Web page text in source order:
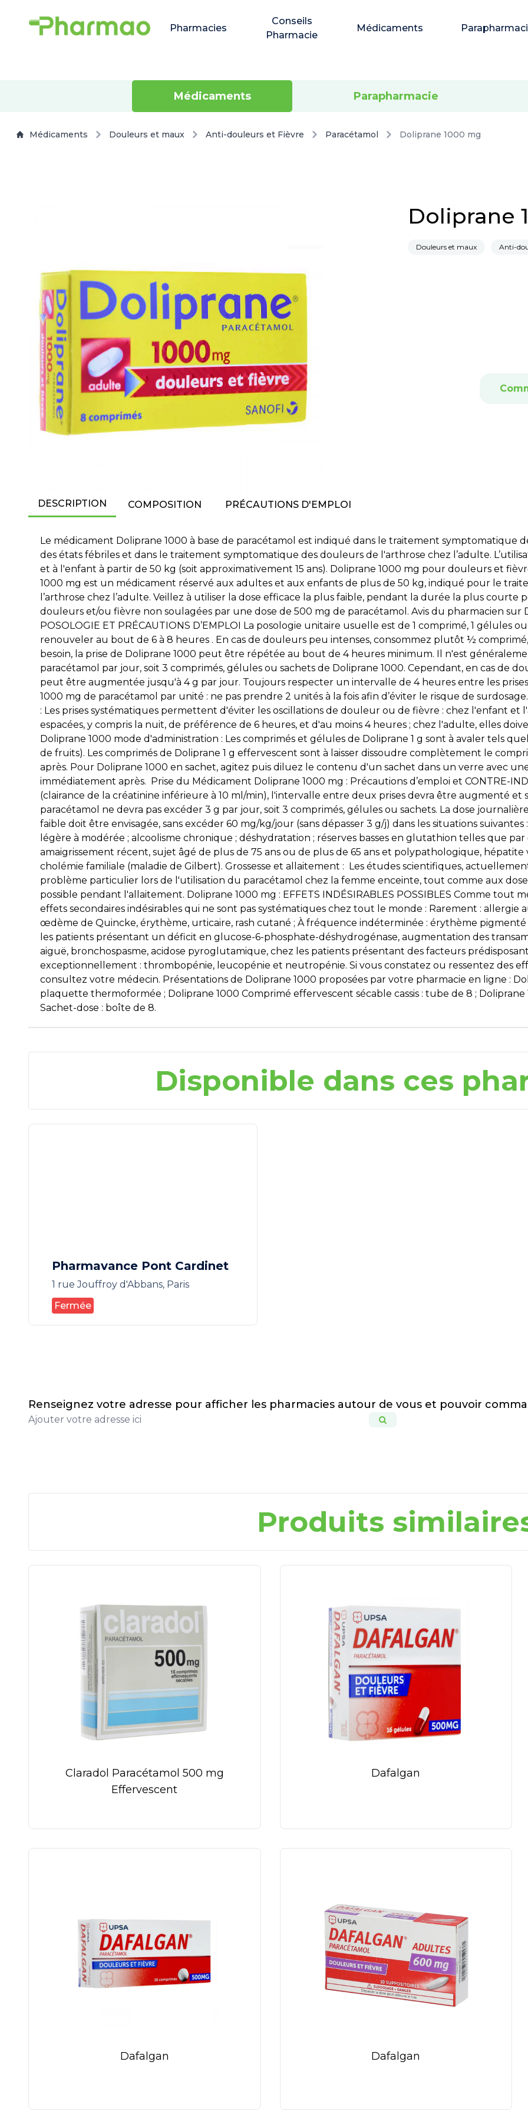
Pharmacies
Conseils
Pharmacie
Médicaments
Médicaments Parapharmacie
Médicaments Douleurs et maux Anti-douleurs et Fièvre Paracétamol Doliprane 1000 mg
Doliprane
Douleurs et maux Anti-
DESCRIPTION COMPOSITION PRÉCAUTIONS D'EMPLOI
Le médicament Doliprane 1000 à base de paracétamol est indiqué dans le traitement symptomatique
des états fébriles et dans le traitement symptomatique des douleurs de l'arthrose chez l’adulte.
et à l'enfant à partir de 50 kg (soit approximativement 15 ans). Doliprane 1000 mg pour douleurs et
1000 mg est un médicament réservé aux adultes et aux enfants de plus de 50 kg, indiqué pour le
l’arthrose chez l’adulte. Veillez à utiliser la dose efficace la plus faible, pendant la durée la plus courte
douleurs et/ou fièvre non soulagées par une dose de 500 mg de paracétamol. Avis du pharmacien sur
POSOLOGIE ET PRÉCAUTIONS D’EMPLOI La posologie unitaire usuelle est de 1 comprimé, 1 gélules
renouveler au bout de 6 à 8 heures . En cas de douleurs peu intenses, consommez plutôt ½
besoin, la prise de Doliprane 1000 peut être répétée au bout de 4 heures minimum. Il n'est
paracétamol par jour, soit 3 comprimés, gélules ou sachets de Doliprane 1000. Cependant, en cas de
peut être augmentée jusqu'à 4 g par jour. Toujours respecter un intervalle de 4 heures entre les
1000 mg de paracétamol par unité : ne pas prendre 2 unités à la fois afin d’éviter le risque de
: Les prises systématiques permettent d'éviter les oscillations de douleur ou de fièvre : chez l'enfant
espacées, y compris la nuit, de préférence de 6 heures, et d'au moins 4 heures ; chez l'adulte, elles
Doliprane 1000 mode d'administration : Les comprimés et gélules de Doliprane 1 g sont à avaler tels
de fruits). Les comprimés de Doliprane 1 g effervescent sont à laisser dissoudre complètement le
après. Pour Doliprane 1000 en sachet, agitez puis diluez le contenu d'un sachet dans un verre avec
immédiatement après. Prise du Médicament Doliprane 1000 mg : Précautions d’emploi et CONTRE-
(clairance de la créatinine inférieure à 10 ml/min), l'intervalle entre deux prises devra être augmenté et
paracétamol ne devra pas excéder 3 g par jour, soit 3 comprimés, gélules ou sachets. La dose
faible doit être envisagée, sans excéder 60 mg/kg/jour (sans dépasser 3 g/j) dans les situations
légère à modérée ; alcoolisme chronique ; déshydratation ; réserves basses en glutathion telles que
amaigrissement récent, sujet âgé de plus de 75 ans ou de plus de 65 ans et polypathologique, hépatite
cholémie familiale (maladie de Gilbert). Grossesse et allaitement : Les études scientifiques,
problème particulier lors de l'utilisation du paracétamol chez la femme enceinte, tout comme aux
possible pendant l'allaitement. Doliprane 1000 mg : EFFETS INDÉSIRABLES POSSIBLES Comme tout
effets secondaires indésirables qui ne sont pas systématiques chez tout le monde : Rarement :
œdème de Quincke, érythème, urticaire, rash cutané ; À fréquence indéterminée : érythème
les patients présentant un déficit en glucose-6-phosphate-déshydrogénase, augmentation des
aiguë, bronchospasme, acidose pyroglutamique, chez les patients présentant des facteurs
exceptionnellement : thrombopénie, leucopénie et neutropénie. Si vous constatez ou ressentez des
consultez votre médecin. Présentations de Doliprane 1000 proposées par votre pharmacie en ligne :
plaquette thermoformée ; Doliprane 1000 Comprimé effervescent sécable cassis : tube de 8 ;
Sachet-dose : boîte de 8.
Disponible dans ces
Pharmavance Pont Cardinet
1 rue Jouffroy d'Abbans, Paris
Fermée
Renseignez votre adresse pour afficher les pharmacies autour de vous et pouvoir
Produits
Claradol Paracétamol 500 mg
Effervescent
Dafalgan
Dafalgan Dafalgan